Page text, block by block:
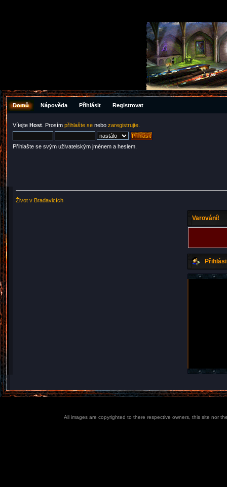
Domů Nápověda Přihlásit Registrovat
Vítejte Host . Prosím přihlašte se nebo zaregistrujte
Přihlašte se svým uživatelským jménem a heslem.
Život v Bradavicích
Varování!
All images are copyrighted to there respective owners, this site nor